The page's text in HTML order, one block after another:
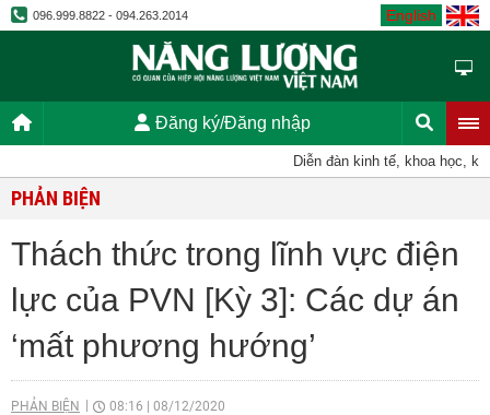
096.999.8822 - 094.263.2014 English
Đăng ký/Đăng nhập
Diễn đàn kinh tế, khoa học, kỹ
PHẢN BIỆN
Thách thức trong lĩnh vực điện
lực của PVN [Kỳ 3]: Các dự án
‘mất phương hướng’
PHẢN BIỆN 08:16 08/12/2020